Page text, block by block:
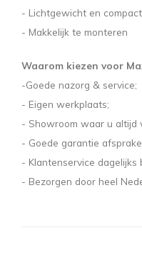
- Lichtgewicht en compact
- Makkelijk te monteren
Waarom kiezen voor
-Goede nazorg & service;
- Eigen werkplaats;
- Showroom waar u altijd
- Goede garantie
- Klantenservice dagelijks
- Bezorgen door heel